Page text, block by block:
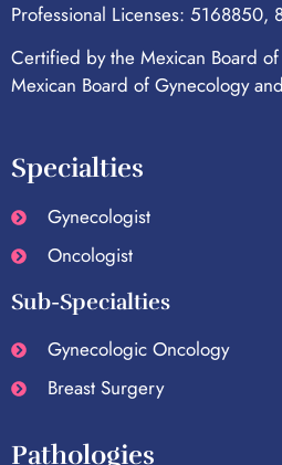
Professional Licenses:
Certified by the Mexican Board
Mexican Board of Gynecology
Specialties
Gynecologist
Oncologist
Sub-Specialties
Gynecologic Oncology
Breast Surgery
Pathologies